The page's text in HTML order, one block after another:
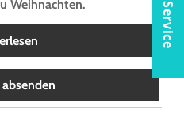
Weihnachten.